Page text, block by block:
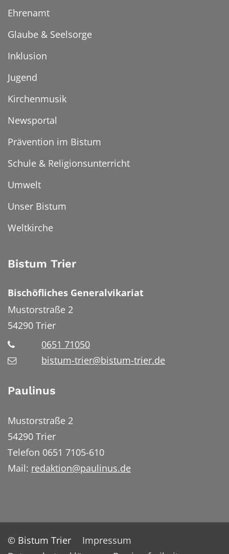
Ehrenamt
Glaube & Seelsorge
Inklusion
Jugend
Kirchenmusik
Newsportal
Prävention im Bistum
Schule & Religionsunterricht
Umwelt
Unser Bistum
Weltkirche
Bistum Trier
Bischöfliches Generalvikariat
Mustorstraße 2
54290 Trier
0651 71050
bistum-trier@bistum-trier.de
Paulinus
Mustorstraße 2
54290 Trier
Telefon 0651 7105-610
Mail: redaktion@paulinus.de
© Bistum Trier
Impressum